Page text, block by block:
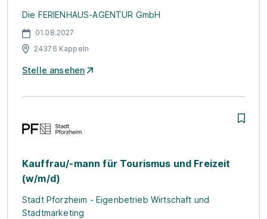
Die FERIENHAUS-AGENTUR GmbH
01.08.2027
24376 Kappeln
Stelle ansehen
Kauffrau/-mann für Tourismus und Freizeit
(w/m/d)
Stadt Pforzheim - Eigenbetrieb Wirtschaft und
Stadtmarketing